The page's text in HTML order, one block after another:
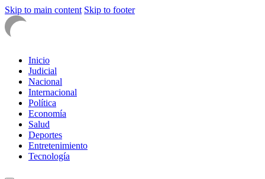
Skip to main content Skip to footer
Inicio
Judicial
Nacional
Internacional
Política
Economía
Salud
Deportes
Entretenimiento
Tecnología